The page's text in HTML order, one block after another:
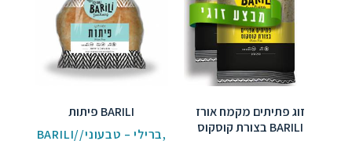
פיתות BARILI
BARILI//ברילי – טבעוני,
זוג פתיתים מקמח אורז
בצורת קוסקוס BARILI